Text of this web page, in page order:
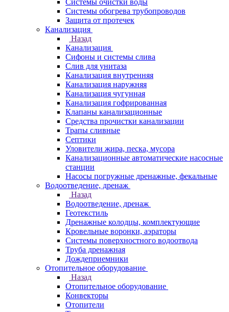
Системы очистки воды
Системы обогрева трубопроводов
Защита от протечек
Канализация
Назад
Канализация
Сифоны и системы слива
Слив для унитаза
Канализация внутренняя
Канализация наружняя
Канализация чугунная
Канализация гофрированная
Клапаны канализационные
Средства прочистки канализации
Трапы сливные
Септики
Уловители жира, песка, мусора
Канализационные автоматические насосные
станции
Насосы погружные дренажные, фекальные
Водоотведение, дренаж
Назад
Водоотведение, дренаж
Геотекстиль
Дренажные колодцы, комплектующие
Кровельные воронки, аэраторы
Системы поверхностного водоотвода
Труба дренажная
Дождеприемники
Отопительное оборудование
Назад
Отопительное оборудование
Конвекторы
Отопители